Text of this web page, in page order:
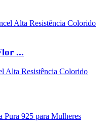
...
Alta Resistência Colorido